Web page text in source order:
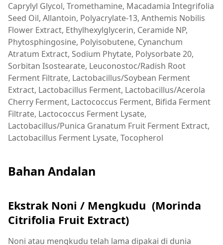
Caprylyl Glycol, Tromethamine, Macadamia Integrifolia
Seed Oil, Allantoin, Polyacrylate-13, Anthemis Nobilis
Flower Extract, Ethylhexylglycerin, Ceramide NP,
Phytosphingosine, Polyisobutene, Cynanchum
Atratum Extract, Sodium Phytate, Polysorbate 20,
Sorbitan Isostearate, Leuconostoc/Radish Root
Ferment Filtrate, Lactobacillus/Soybean Ferment
Extract, Lactobacillus Ferment, Lactobacillus/Acerola
Cherry Ferment, Lactococcus Ferment, Bifida Ferment
Filtrate, Lactococcus Ferment Lysate,
Lactobacillus/Punica Granatum Fruit Ferment Extract,
Lactobacillus Ferment Lysate, Tocopherol
Bahan Andalan
Ekstrak Noni / Mengkudu (Morinda
Citrifolia Fruit Extract)
Noni atau mengkudu telah lama dipakai di dunia